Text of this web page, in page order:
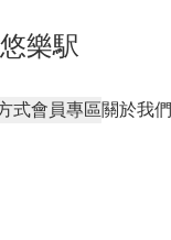
樂駅
式會員專區關於我們